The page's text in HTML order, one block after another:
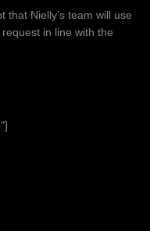
that Nielly’s team will use
in line with the